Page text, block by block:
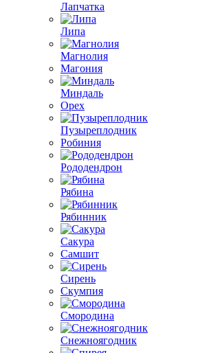
Лапчатка
Липа
Магнолия
Магония
Миндаль
Орех
Пузыреплодник
Робиния
Рододендрон
Рябина
Рябинник
Сакура
Самшит
Сирень
Скумпия
Смородина
Снежноягодник